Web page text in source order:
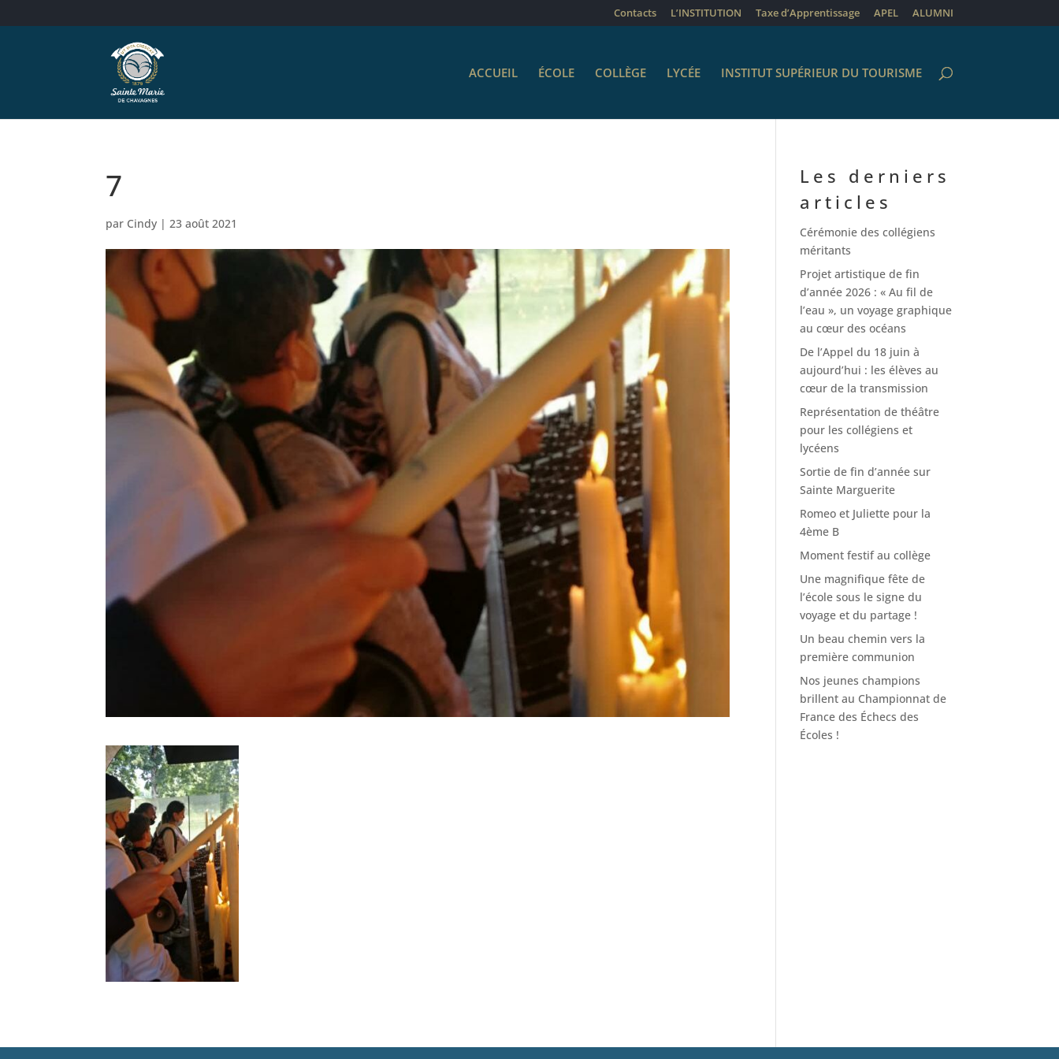
Contacts L’INSTITUTION Taxe d’Apprentissage APEL ALUMNI
ACCUEIL ÉCOLE COLLÈGE LYCÉE INSTITUT SUPÉRIEUR DU TOURISME
7
par Cindy |23 août 2021
Les derniers
articles
Cérémonie des collégiens
méritants
Projet artistique de fin
d’année 2026 : « Au fil de
l’eau », un voyage graphique
au cœur des océans
De l’Appel du 18 juin à
aujourd’hui : les élèves au
cœur de la transmission
Représentation de théâtre
pour les collégiens et
lycéens
Sortie de fin d’année sur
Sainte Marguerite
Romeo et Juliette pour la
4ème B
Moment festif au collège
Une magnifique fête de
l’école sous le signe du
voyage et du partage !
Un beau chemin vers la
première communion
Nos jeunes champions
brillent au Championnat de
France des Échecs des
Écoles !